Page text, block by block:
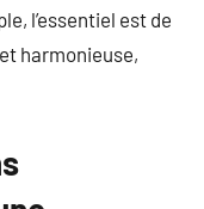
l’essentiel est de
harmonieuse,